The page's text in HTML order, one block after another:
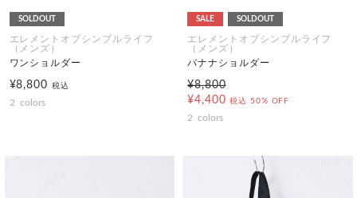
SOLDOUT
エレメントオブシンプルライフ
（メンズ）
ワンショルダー
¥8,800税込
2 colors
SALE SOLDOUT
エレメントオブシンプルライフ
（メンズ）
バナナショルダー
¥8,800
¥4,400 税込 50% OFF
2 colors